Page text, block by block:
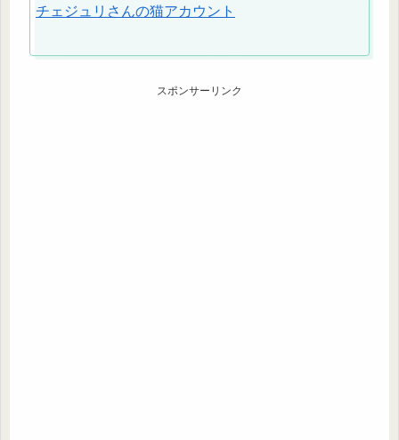
チェジュリさんの猫アカウント
スポンサーリンク